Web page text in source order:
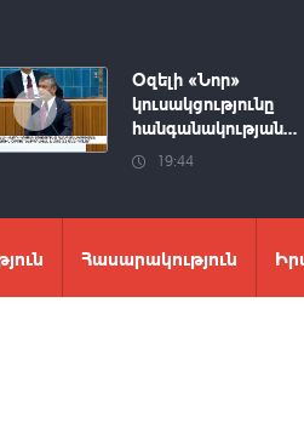
Օզելի «Նոր»
կուսակցությունը
հանգանակության...
19:44
Հասարակություն